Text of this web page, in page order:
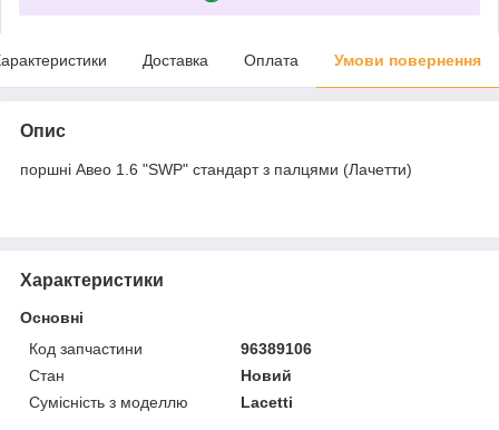
Доставка Оплата Умови повернення
Опис
поршні Авео 1.6 "SWP" стандарт з палцями (Лачетти)
Характеристики
Основні
Код запчастини
96389106
Стан
Новий
Сумісність з моделлю
Lacetti